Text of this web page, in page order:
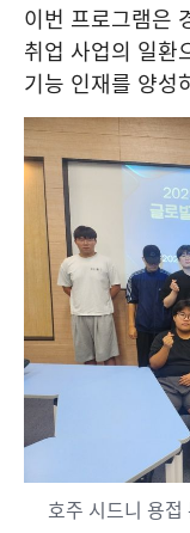
이번 프로그램은
취업 사업의 일환
기능 인재를 양성
호주 시드니 용